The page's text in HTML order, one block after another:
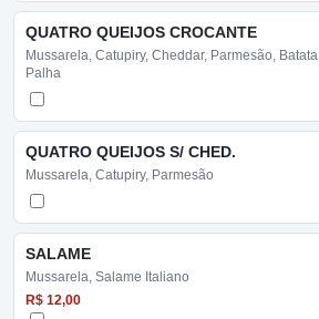
QUATRO QUEIJOS CROCANTE
Mussarela, Catupiry, Cheddar, Parmesão, Batata
Palha
QUATRO QUEIJOS S/ CHED.
Mussarela, Catupiry, Parmesão
SALAME
Mussarela, Salame Italiano
R$ 12,00